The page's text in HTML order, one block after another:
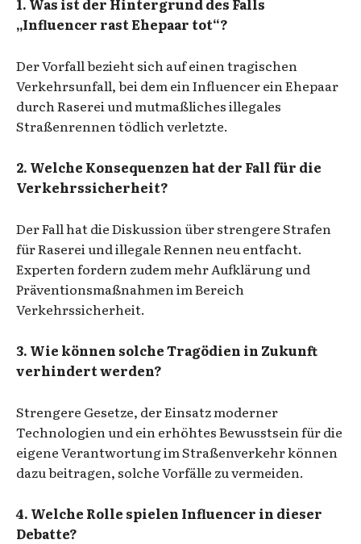
1. Was ist der Hintergrund des Falls
„Influencer rast Ehepaar tot“?
Der Vorfall bezieht sich auf einen tragischen
Verkehrsunfall, bei dem ein Influencer ein Ehepaar
durch Raserei und mutmaßliches illegales
Straßenrennen tödlich verletzte.
2. Welche Konsequenzen hat der Fall für die
Verkehrssicherheit?
Der Fall hat die Diskussion über strengere Strafen
für Raserei und illegale Rennen neu entfacht.
Experten fordern zudem mehr Aufklärung und
Präventionsmaßnahmen im Bereich
Verkehrssicherheit.
3. Wie können solche Tragödien in Zukunft
verhindert werden?
Strengere Gesetze, der Einsatz moderner
Technologien und ein erhöhtes Bewusstsein für die
eigene Verantwortung im Straßenverkehr können
dazu beitragen, solche Vorfälle zu vermeiden.
4. Welche Rolle spielen Influencer in dieser
Debatte?